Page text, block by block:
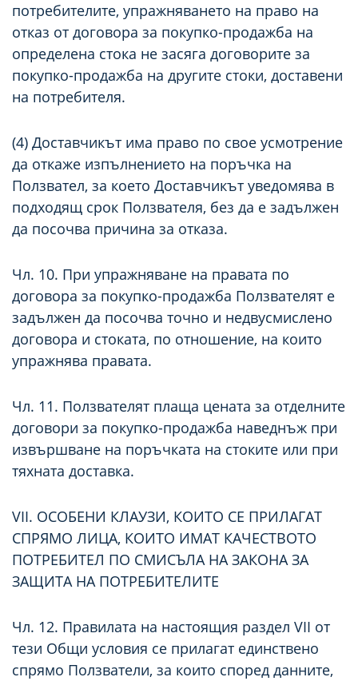
потребителите, упражняването на право на
отказ от договора за покупко-продажба на
определена стока не засяга договорите за
покупко-продажба на другите стоки, доставени
на потребителя.
(4) Доставчикът има право по свое усмотрение
да откаже изпълнението на поръчка на
Ползвател, за което Доставчикът уведомява в
подходящ срок Ползвателя, без да е задължен
да посочва причина за отказа.
Чл. 10. При упражняване на правата по
договора за покупко-продажба Ползвателят е
задължен да посочва точно и недвусмислено
договора и стоката, по отношение, на които
упражнява правата.
Чл. 11. Ползвателят плаща цената за отделните
договори за покупко-продажба наведнъж при
извършване на поръчката на стоките или при
тяхната доставка.
VII. ОСОБЕНИ КЛАУЗИ, КОИТО СЕ ПРИЛАГАТ
СПРЯМО ЛИЦА, КОИТО ИМАТ КАЧЕСТВОТО
ПОТРЕБИТЕЛ ПО СМИСЪЛА НА ЗАКОНА ЗА
ЗАЩИТА НА ПОТРЕБИТЕЛИТЕ
Чл. 12. Правилата на настоящия раздел VII от
тези Общи условия се прилагат единствено
спрямо Ползватели, за които според данните,